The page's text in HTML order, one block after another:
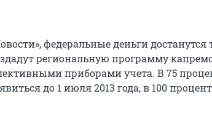
федеральные деньги достанутся
региональную программу
приборами учета. В 75
до 1 июля 2013 года, в 100